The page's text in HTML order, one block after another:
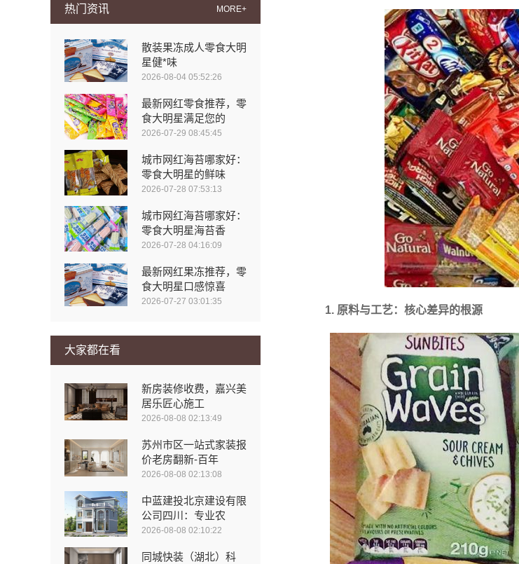
热门资讯 MORE+
散装果冻成人零食大明
星健*味
2026-08-04 05:52:26
最新网红零食推荐，零
食大明星满足您的
2026-07-29 08:45:45
城市网红海苔哪家好：
零食大明星的鲜味
2026-07-28 07:53:13
城市网红海苔哪家好：
零食大明星海苔香
2026-07-28 04:16:09
最新网红果冻推荐，零
食大明星口感惊喜
2026-07-27 03:01:35
大家都在看
新房装修收费，嘉兴美
居乐匠心施工
2026-08-08 02:13:49
苏州市区一站式家装报
价老房翻新-百年
2026-08-08 02:13:08
中蓝建投北京建设有限
公司四川：专业农
2026-08-08 02:10:22
同城快装（湖北）科
1. 原料与工艺：核心差异的根源